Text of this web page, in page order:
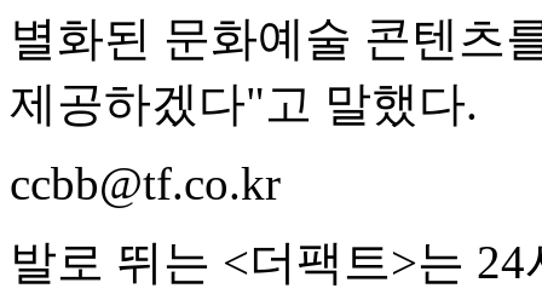
별화된 문화예술 콘텐츠
제공하겠다"고 말했다.
ccbb@tf.co.kr
발로 뛰는 <더팩트>는